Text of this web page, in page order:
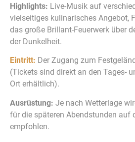
Highlights: Live-Musik auf
vielseitiges kulinarisches Angebot,
das große Brillant-Feuerwerk über
der Dunkelheit.
Eintritt: Der Zugang zum
(Tickets sind direkt an den Tages-
Ort erhältlich).
Ausrüstung: Je nach Wetterlage
für die späteren Abendstunden auf
empfohlen.